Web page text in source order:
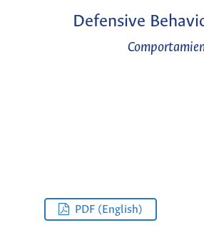
Defensive
PDF (English)